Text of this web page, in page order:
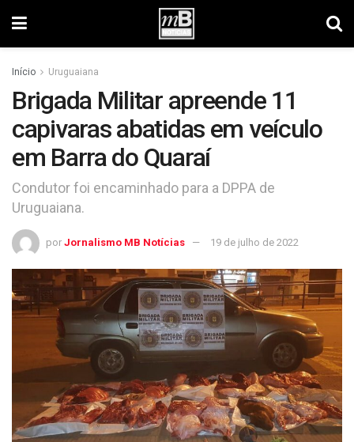
Início Uruguaiana
Brigada Militar apreende 11
capivaras abatidas em veículo
em Barra do Quaraí
Condutor foi encaminhado para a DPPA de
Uruguaiana.
por Jornalismo MB Notícias 19 de julho de 2022